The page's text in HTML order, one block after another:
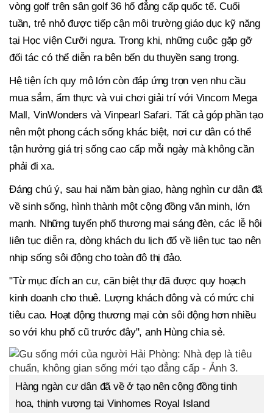
vòng golf trên sân golf 36 hố đẳng cấp quốc tế. Cuối
tuần, trẻ nhỏ được tiếp cận môi trường giáo dục kỹ năng
tại Học viện Cưỡi ngựa. Trong khi, những cuộc gặp gỡ
đối tác có thể diễn ra bên bến du thuyền sang trọng.
Hệ tiện ích quy mô lớn còn đáp ứng trọn vẹn nhu cầu
mua sắm, ẩm thực và vui chơi giải trí với Vincom Mega
Mall, VinWonders và Vinpearl Safari. Tất cả góp phần tạo
nên một phong cách sống khác biệt, nơi cư dân có thể
tận hưởng giá trị sống cao cấp mỗi ngày mà không cần
phải đi xa.
Đáng chú ý, sau hai năm bàn giao, hàng nghìn cư dân đã
về sinh sống, hình thành một cộng đồng văn minh, lớn
mạnh. Những tuyến phố thương mại sáng đèn, các lễ hội
liên tục diễn ra, dòng khách du lịch đổ về liên tục tạo nên
nhịp sống sôi động cho toàn đô thị đảo.
"Từ mục đích an cư, căn biệt thự đã được quy hoạch
kinh doanh cho thuê. Lượng khách đông và có mức chi
tiêu cao. Hoạt động thương mại còn sôi động hơn nhiều
so với khu phố cũ trước đây", anh Hùng chia sẻ.
Hàng ngàn cư dân đã về ở tạo nên cộng đồng tinh
hoa, thịnh vượng tại Vinhomes Royal Island